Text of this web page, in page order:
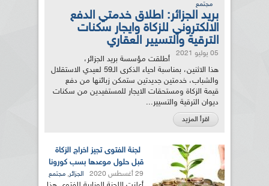
مجتمع
بريد الجزائر: اطلاق خدمتي الدفع
الالكتروني للزكاة وايجار سكنات
الترقية والتسيير العقاري
05 يوليو 2021
أطلقت مؤسسة بريد الجزائر،
هذا الاثنين، بمناسبة احياء الذكرى الـ59 لعيدي الاستقلال
والشباب، خدمتين جديدتين ستمكن زبائنها من دفع
قيمة الزكاة ومستحقات الايجار للمستفيدين من سكنات
ديوان الترقية والتسيير...
اقرأ المزيد
لجنة الفتوى تجيز اخراج الزكاة
قبل حلول موعدها بسب كورونا
29 أغسطس 2020 الجزائر, مجتمع